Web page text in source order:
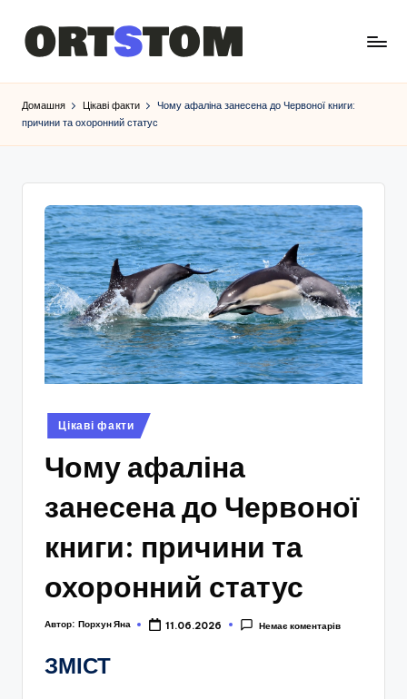
Домашня Цікаві факти
Чому афаліна занесена до Червоної книги:
причини та охоронний статус
Опубліковано
у
Цікаві факти
Чому афаліна
занесена до Червоної
книги: причини та
охоронний статус
Автор: Порхун Яна 11.06.2026 Немає коментарів
ЗМІСТ